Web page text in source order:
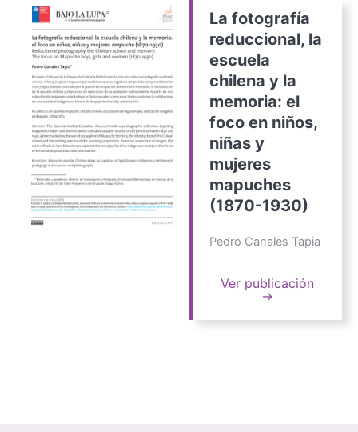
La fotografía
reduccional, la
escuela
chilena y la
memoria: el
foco en niños,
niñas y
mujeres
mapuches
(1870-1930)
Pedro Canales Tapia
Ver publicación
→